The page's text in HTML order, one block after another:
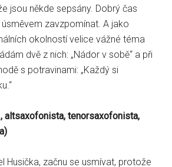
jsou někde sepsány. Dobrý čas
zavzpomínat. A jako
okolností velice vážné téma
dvě z nich: „Nádor v sobě“ a při
s potravinami: „Každý si
, altsaxofonista, tenorsaxofonista,
Husička, začnu se usmívat, protože